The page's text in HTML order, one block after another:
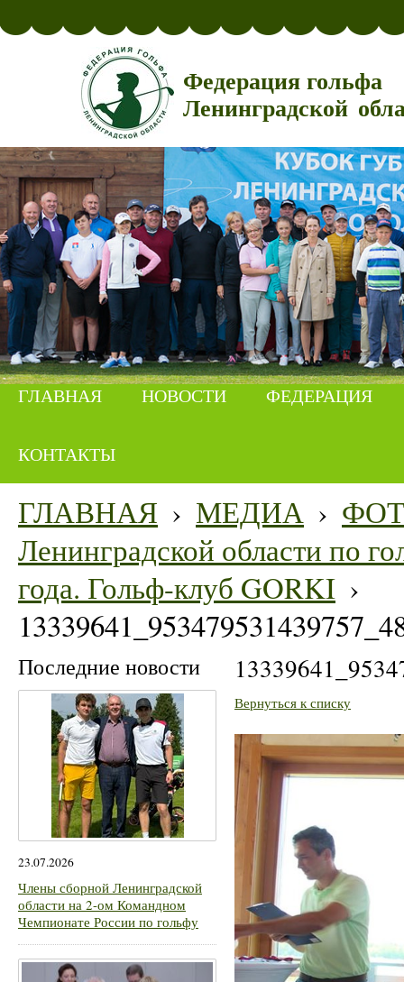
Федерация гольфа
Ленинградской
ГЛАВНАЯ НОВОСТИ ФЕДЕРАЦИЯ
КОНТАКТЫ
ГЛАВНАЯ › МЕДИА ›
Ленинградской области по
года. Гольф-клуб GORKI ›
Последние новости
23.07.2026
Члены сборной Ленинградской
области на 2-ом Командном
Чемпионате России по гольфу
Вернуться к списку